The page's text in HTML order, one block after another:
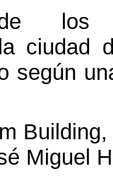
los
ciudad
según
Building,
Miguel